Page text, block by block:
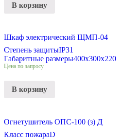
В корзину
Шкаф электрический ЩМП-04
Степень защитыIP31
Габаритные размеры400х300х220
Цена по запросу
В корзину
Огнетушитель ОПС-100 (з) Д
Класс пожараD